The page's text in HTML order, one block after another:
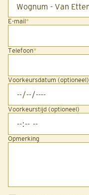
E-mail*
Telefoon*
Voorkeursdatum (optioneel)
Voorkeurstijd (optioneel)
Opmerking